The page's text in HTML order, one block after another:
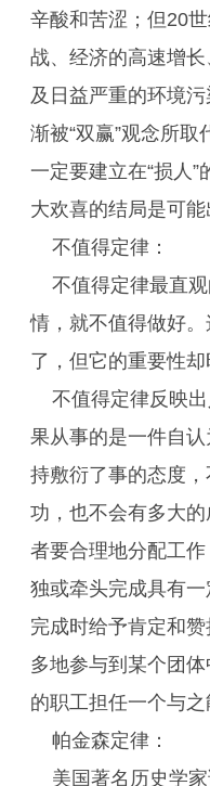
辛酸和苦涩；但20
战、经济的高速增
及日益严重的环境污
渐被“双赢”观念所取
一定要建立在“损人
大欢喜的结局是可能
不值得定律：
不值得定律最直
情，就不值得做好
了，但它的重要性却
不值得定律反映
果从事的是一件自
持敷衍了事的态度
功，也不会有多大
者要合理地分配工
独或牵头完成具有
完成时给予肯定和
多地参与到某个团
的职工担任一个与之
帕金森定律：
美国著名历史学